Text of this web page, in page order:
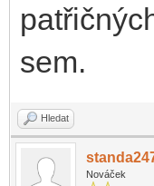
sem.
Hledat
Nováček